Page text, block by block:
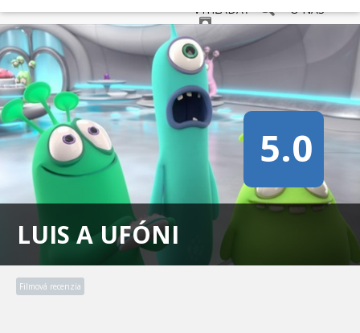
VYHĽADAŤ O NÁS
LUIS A UFÓNI
5.0
Filmová recenzia